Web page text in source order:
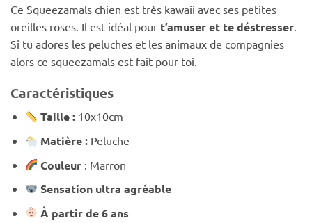
Ce Squeezamals chien est très kawaii avec ses petites
oreilles roses. Il est idéal pour t’amuser et te déstresser
Si tu adores les peluches et les animaux de compagnies
alors ce squeezamals est fait pour toi.
Caractéristiques
Taille : 10x10cm
Matière : Peluche
Couleur : Marron
Sensation ultra agréable
À partir de 6 ans